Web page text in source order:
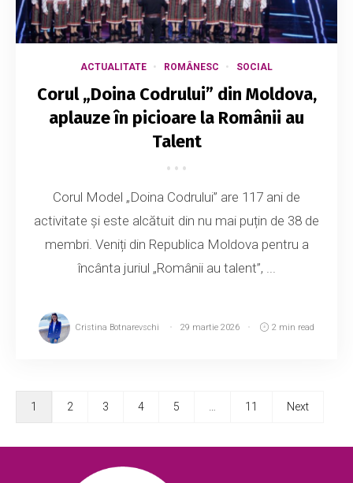
ACTUALITATE ROMÂNESC SOCIAL
Corul „Doina Codrului” din Moldova,
aplauze în picioare la Românii au
Talent
Corul Model „Doina Codrului” are 117 ani de
activitate și este alcătuit din nu mai puțin de 38 de
membri. Veniți din Republica Moldova pentru a
încânta juriul „Românii au talent”, ...
Cristina Botnarevschi 29 martie 2026 2 min read
1 2 3 4 5 11 Next